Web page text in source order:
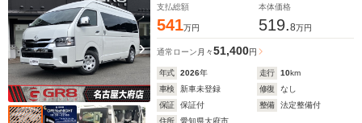
支払総額
541万円
本体価格
519.8万円
通常ローン 月々51,400円
年式 2026年 走行 10km
車検
新車未登録 修復
なし
保証
保証付 整備
法定整備付
住所
愛知県大府市